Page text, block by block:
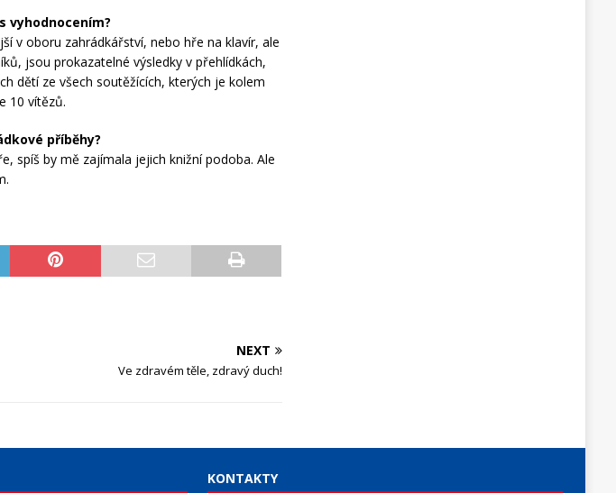
vyhodnocením?
v oboru zahrádkářství, nebo hře na klavír, ale
jsou prokazatelné výsledky v přehlídkách,
dětí ze všech soutěžících, kterých je kolem
10 vítězů.
příběhy?
spíš by mě zajímala jejich knižní podoba. Ale
NEXT
Ve zdravém těle, zdravý duch!
KONTAKTY